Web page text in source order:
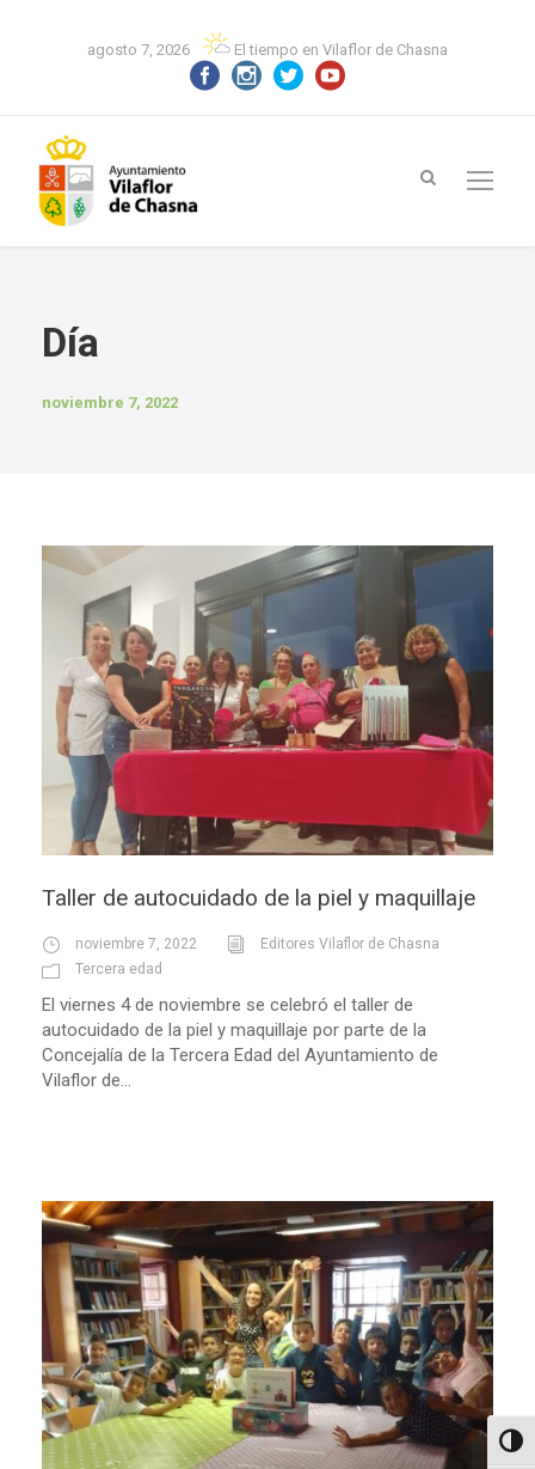
agosto 7, 2026 El tiempo en Vilaflor de Chasna
Día
noviembre 7, 2022
Taller de autocuidado de la piel y maquillaje
noviembre 7, 2022
Editores Vilaflor de Chasna
Tercera edad
El viernes 4 de noviembre se celebró el taller de
autocuidado de la piel y maquillaje por parte de la
Concejalía de la Tercera Edad del Ayuntamiento de
Vilaflor de...